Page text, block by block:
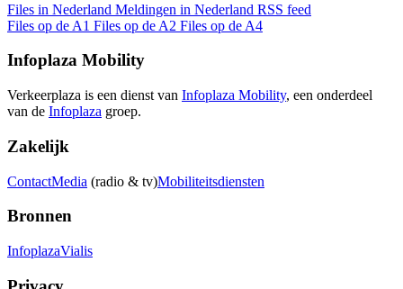
Files in Nederland Meldingen in Nederland RSS feed
Files op de A1 Files op de A2 Files op de A4
Infoplaza Mobility
Verkeerplaza is een dienst van Infoplaza Mobility, een onderdeel
van de Infoplaza groep.
Zakelijk
ContactMedia (radio & tv)Mobiliteitsdiensten
Bronnen
InfoplazaVialis